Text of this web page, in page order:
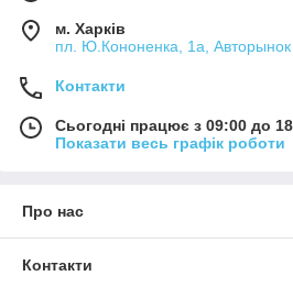
м. Харків
пл. Ю.Кононенка, 1а, Авторынок
Контакти
Сьогодні працює з 09:00 до
Показати весь графік роботи
Про нас
Контакти